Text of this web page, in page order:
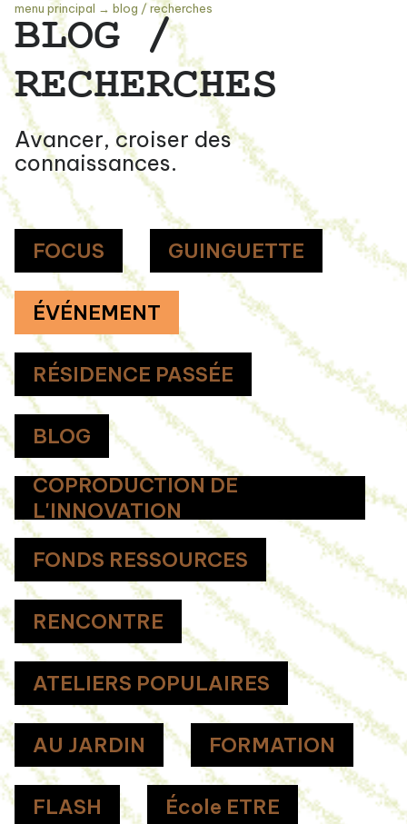
menu principal → blog / recherches
BLOG /
RECHERCHES
Avancer, croiser des
connaissances.
FOCUS GUINGUETTE
ÉVÉNEMENT
RÉSIDENCE PASSÉE
BLOG
COPRODUCTION DE
L'INNOVATION
FONDS RESSOURCES
RENCONTRE
ATELIERS POPULAIRES
AU JARDIN FORMATION
FLASH École ETRE